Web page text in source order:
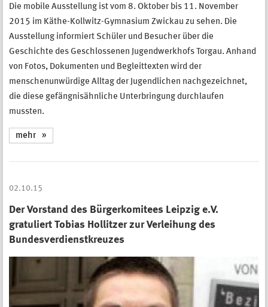
Die mobile Ausstellung ist vom 8. Oktober bis 11. November
2015 im Käthe-Kollwitz-Gymnasium Zwickau zu sehen. Die
Ausstellung informiert Schüler und Besucher über die
Geschichte des Geschlossenen Jugendwerkhofs Torgau. Anhand
von Fotos, Dokumenten und Begleittexten wird der
menschenunwürdige Alltag der Jugendlichen nachgezeichnet,
die diese gefängnisähnliche Unterbringung durchlaufen
mussten.
mehr
02.10.15
Der Vorstand des Bürgerkomitees Leipzig e.V.
gratuliert Tobias Hollitzer zur Verleihung des
Bundesverdienstkreuzes